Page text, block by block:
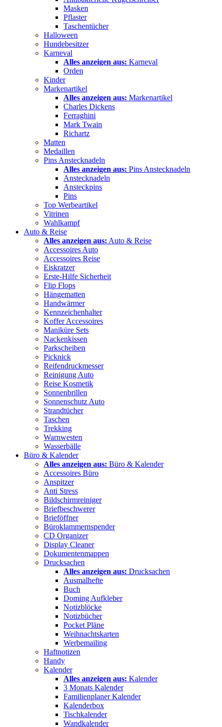
Masken
Pflaster
Taschentücher
Halloween
Hundebesitzer
Karneval
Alles anzeigen aus: Karneval
Orden
Kinder
Markenartikel
Alles anzeigen aus: Markenartikel
Charles Dickens
Ferraghini
Mark Twain
Richartz
Matten
Medaillen
Pins Anstecknadeln
Alles anzeigen aus: Pins Anstecknadeln
Anstecknadeln
Ansteckpins
Pins
Top Werbeartikel
Vitrinen
Wahlkampf
Auto & Reise
Alles anzeigen aus: Auto & Reise
Accessoires Auto
Accessoires Reise
Eiskratzer
Erste-Hilfe Sicherheit
Flip Flops
Hängematten
Handwärmer
Kennzeichenhalter
Koffer Accessoires
Maniküre Sets
Nackenkissen
Parkscheiben
Picknick
Reifendruckmesser
Reinigung Auto
Reise Kosmetik
Sonnenbrillen
Sonnenschutz Auto
Strandtücher
Taschen
Trekking
Warnwesten
Wasserbälle
Büro & Kalender
Alles anzeigen aus: Büro & Kalender
Accessoires Büro
Anspitzer
Anti Stress
Bildschirmreiniger
Briefbeschwerer
Brieföffner
Büroklammernspender
CD Organizer
Display Cleaner
Dokumentenmappen
Drucksachen
Alles anzeigen aus: Drucksachen
Ausmalhefte
Buch
Doming Aufkleber
Notizblöcke
Notizbücher
Pocket Pläne
Weihnachtskarten
Werbemailing
Haftnotizen
Handy
Kalender
Alles anzeigen aus: Kalender
3 Monats Kalender
Familienplaner Kalender
Kalenderbox
Tischkalender
Wandkalender